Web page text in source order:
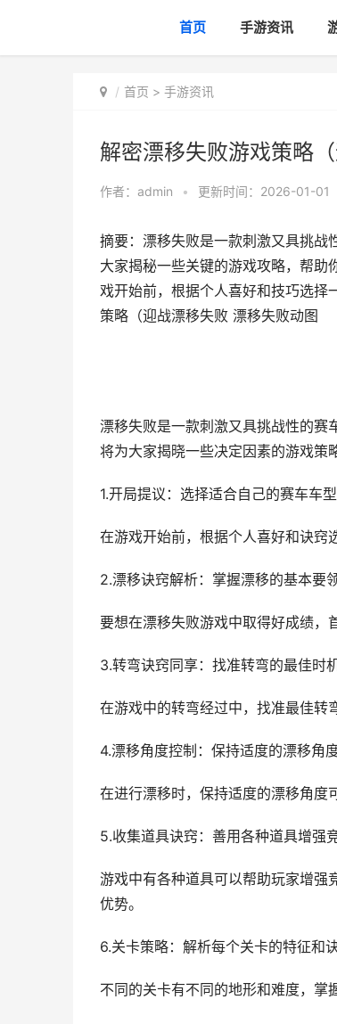
首页 手游资讯
首页 > 手游资讯
解密漂移失败游戏策略
作者： admin • 更新时间：2026-01-01
摘要：漂移失败是一款刺激又具挑战
大家揭秘一些关键的游戏攻略，帮助
戏开始前，根据个人喜好和技巧选择
策略（迎战漂移失败 漂移失败动图
漂移失败是一款刺激又具挑战性的赛
将为大家揭晓一些决定因素的游戏策
1.开局提议：选择适合自己的赛车车型
在游戏开始前，根据个人喜好和诀窍
2.漂移诀窍解析：掌握漂移的基本要领
要想在漂移失败游戏中取得好成绩，
3.转弯诀窍同享：找准转弯的最佳时机
在游戏中的转弯经过中，找准最佳转
4.漂移角度控制：保持适度的漂移角度
在进行漂移时，保持适度的漂移角度
5.收集道具诀窍：善用各种道具增强竞
游戏中有各种道具可以帮助玩家增强
优势。
6.关卡策略：解析每个关卡的特征和诀
不同的关卡有不同的地形和难度，掌